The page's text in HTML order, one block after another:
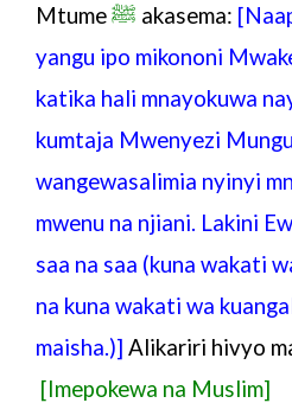
Mtumeﷺ akasema:
yangu ipo mikononi
katika hali mnayokuwa
kumtaja Mwenyezi
wangewasalimia nyinyi
mwenu na njiani. Lakini
saa na saa (kuna wakati
na kuna wakati wa
maisha.)] Alikariri hivyo
[Imepokewa na Muslim]